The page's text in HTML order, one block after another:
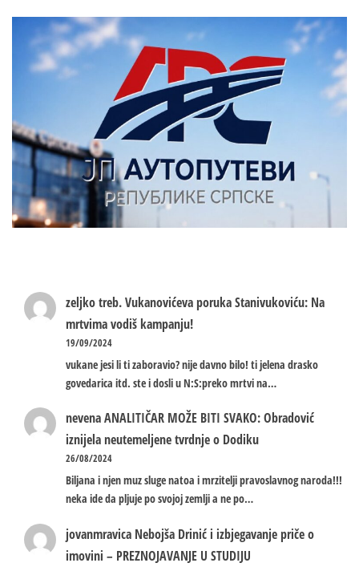
zeljko treb.Vukanovićeva poruka Stanivukoviću: Na
mrtvima vodiš kampanju!
19/09/2024
vukane jesi li ti zaboravio? nije davno bilo! ti jelena drasko
govedarica itd. ste i dosli u N:S:preko mrtvi na…
nevenaANALITIČAR MOŽE BITI SVAKO: Obradović
iznijela neutemeljene tvrdnje o Dodiku
26/08/2024
Biljana i njen muz sluge natoa i mrzitelji pravoslavnog naroda!!!
neka ide da pljuje po svojoj zemlji a ne po…
jovanmravica Nebojša Drinić i izbjegavanje priče o
imovini – PREZNOJAVANJE U STUDIJU